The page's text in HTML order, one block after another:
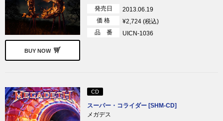
BUY NOW
発売日
2013.06.19
価 格
¥2,724 (税込)
品 番
UICN-1036
CD
スーパー・コライダー [SHM-CD]
メガデス